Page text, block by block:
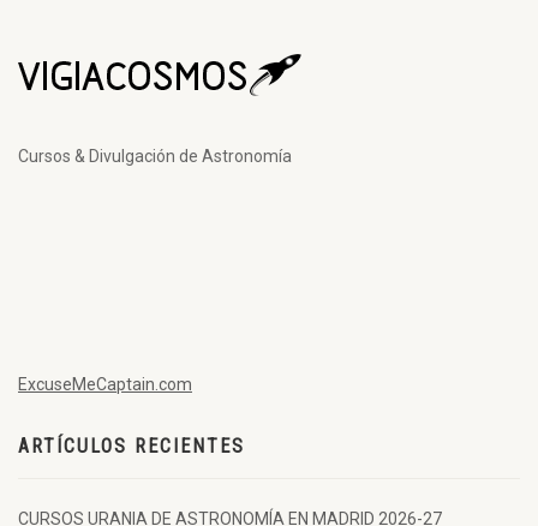
Cursos & Divulgación de Astronomía
ExcuseMeCaptain.com
ARTÍCULOS RECIENTES
CURSOS URANIA DE ASTRONOMÍA EN MADRID 2026-27